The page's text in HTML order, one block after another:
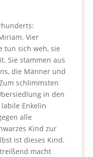
Vier
tun sich weh, sie
Sie stammen aus
die Männer und
schlimmsten
in den
Enkelin
alle
Kind zur
ist dieses Kind.
macht